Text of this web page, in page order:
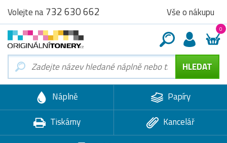
Volejte na732 630 662 Vše o nákupu
0
Náplně
Papíry
Tiskárny
Kancelář